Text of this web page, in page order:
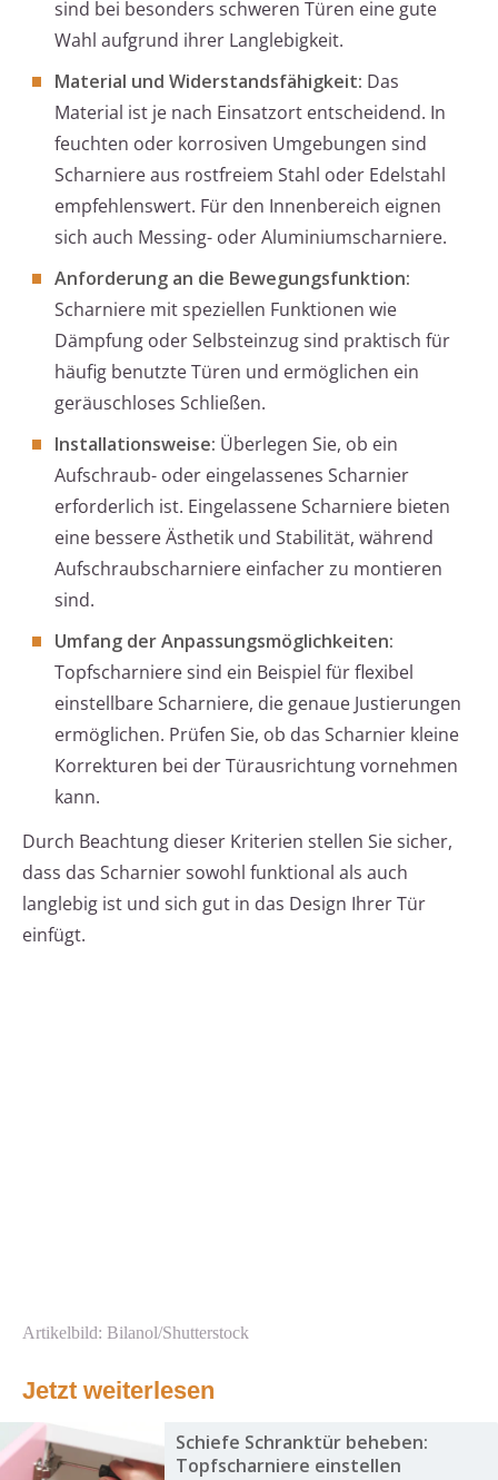
sind bei besonders schweren Türen eine gute
Wahl aufgrund ihrer Langlebigkeit.
Material und Widerstandsfähigkeit: Das
Material ist je nach Einsatzort entscheidend. In
feuchten oder korrosiven Umgebungen sind
Scharniere aus rostfreiem Stahl oder Edelstahl
empfehlenswert. Für den Innenbereich eignen
sich auch Messing- oder Aluminiumscharniere.
Anforderung an die Bewegungsfunktion:
Scharniere mit speziellen Funktionen wie
Dämpfung oder Selbsteinzug sind praktisch für
häufig benutzte Türen und ermöglichen ein
geräuschloses Schließen.
Installationsweise: Überlegen Sie, ob ein
Aufschraub- oder eingelassenes Scharnier
erforderlich ist. Eingelassene Scharniere bieten
eine bessere Ästhetik und Stabilität, während
Aufschraubscharniere einfacher zu montieren
sind.
Umfang der Anpassungsmöglichkeiten:
Topfscharniere sind ein Beispiel für flexibel
einstellbare Scharniere, die genaue Justierungen
ermöglichen. Prüfen Sie, ob das Scharnier kleine
Korrekturen bei der Türausrichtung vornehmen
kann.
Durch Beachtung dieser Kriterien stellen Sie sicher,
dass das Scharnier sowohl funktional als auch
langlebig ist und sich gut in das Design Ihrer Tür
einfügt.
Artikelbild: Bilanol/Shutterstock
Jetzt weiterlesen
Schiefe Schranktür beheben:
Topfscharniere einstellen